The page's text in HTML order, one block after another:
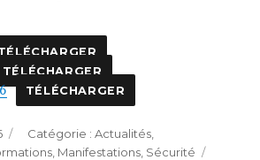
TÉLÉCHARGER
TÉLÉCHARGER
Catégories
Actualités,
, Manifestations, Sécurité